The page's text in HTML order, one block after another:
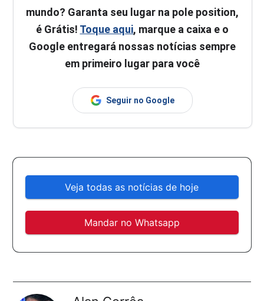
mundo? Garanta seu lugar na pole position,
é Grátis! Toque aqui, marque a caixa e o
Google entregará nossas notícias sempre
em primeiro lugar para você
Seguir no Google
Veja todas as notícias de hoje
Mandar no Whatsapp